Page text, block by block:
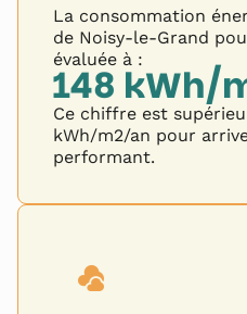
La consommation
de Noisy-le-Grand
évaluée à :
148 kWh/
Ce chiffre est
kWh/m2/an pour
performant.